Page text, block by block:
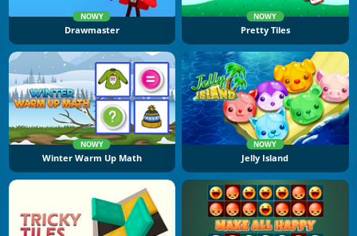
NOWY
Drawmaster
NOWY
Pretty Tiles
NOWY
Winter Warm Up Math
NOWY
Jelly Island